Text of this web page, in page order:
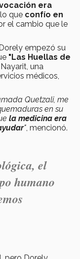
era
que confío en
el cambio que le
empezó su
"Las Huellas de
una
médicos,
Quetzali, me
en su
la medicina era
", mencionó.
el
humano